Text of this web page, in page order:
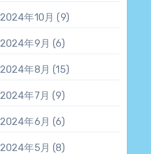
2024年10月 (9)
2024年9月 (6)
2024年8月 (15)
2024年7月 (9)
2024年6月 (6)
2024年5月 (8)